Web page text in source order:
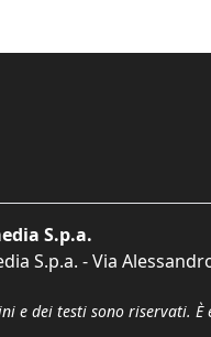
S.p.a.
S.p.a. - Via
e dei testi sono riservati. È